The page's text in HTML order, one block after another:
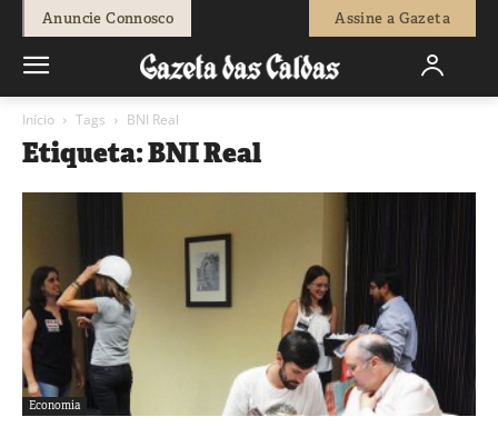
Anuncie Connosco Assine a Gazeta
Início Tags BNI Real
Etiqueta: BNI Real
Economia